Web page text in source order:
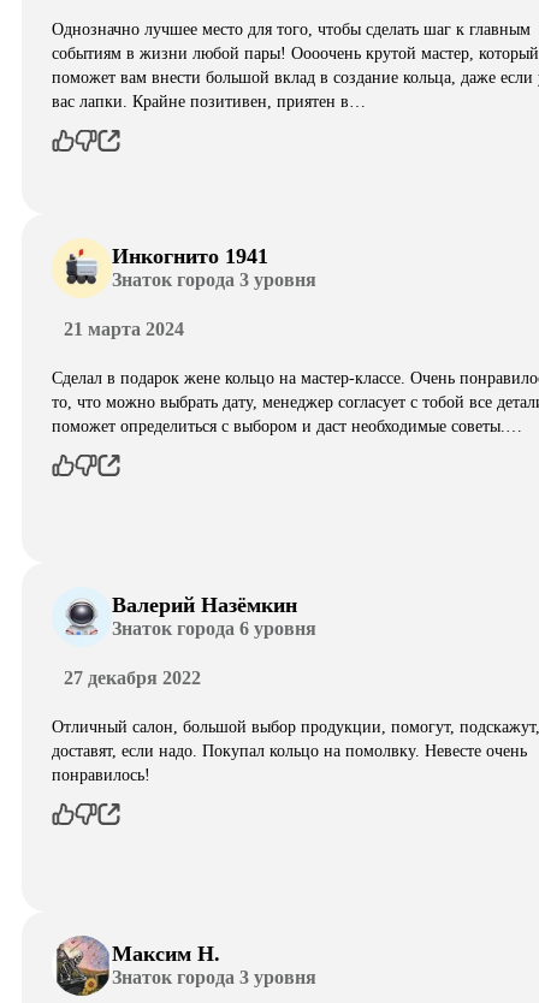
Однозначно лучшее место для того, чтобы сделать шаг к главным
событиям в жизни любой пары! Оооочень крутой мастер, который
поможет вам внести большой вклад в создание кольца, даже если
вас лапки. Крайне позитивен, приятен в…
Инкогнито 1941
Знаток города 3 уровня
21 марта 2024
Сделал в подарок жене кольцо на мастер-классе. Очень
то, что можно выбрать дату, менеджер согласует с тобой все
поможет определиться с выбором и даст необходимые советы.…
Валерий Назёмкин
Знаток города 6 уровня
27 декабря 2022
Отличный салон, большой выбор продукции, помогут, подскажут,
доставят, если надо. Покупал кольцо на помолвку. Невесте очень
понравилось!
Максим Н.
Знаток города 3 уровня